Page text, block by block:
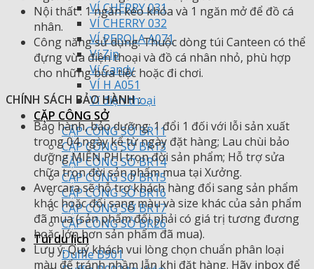
VÍ CHERRY 031
VÍ CHERRY 032
VÍ PEROLA A071
Ví Zip
Ví Candy
VÍ H A051
Ví điện thoại
CẶP CÔNG SỞ
CẶP CÔNG SỞ BR11
CẶP CÔNG SỞ BR13
CẶP CÔNG SỞ BR14
CẶP CÔNG SỞ BR15
CẶP CÔNG SỞ BR16
CẶP CÔNG SỞ BR17
CẶP CÔNG SỞ BR26
Túi du lịch
Duffle B901
Nội thất : 1 ngăn kéo khóa và 1 ngăn mở để đồ cá
nhân.
Công năng sử dụng: Thuộc dòng túi Canteen có thể
đựng vừa điện thoại và đồ cá nhân nhỏ, phù hợp
cho những bữa tiệc hoặc đi chơi.
CHÍNH SÁCH BẢO HÀNH :
Bảo hành, bảo dưỡng: 1 đổi 1 đối với lỗi sản xuất
trong 04 ngày kể từ ngày đặt hàng; Lau chùi bảo
dưỡng MIỄN PHÍ trọn đời sản phẩm; Hỗ trợ sửa
chữa trọn đời sản phẩm mua tại Xưởng.
Avercara sẽ hỗ trợ khách hàng đổi sang sản phẩm
khác hoặc đổi sang màu và size khác của sản phẩm
đã mua (sản phẩm đổi phải có giá trị tương đương
hoặc lớn hơn sản phẩm đã mua).
Lưu ý: Quý khách vui lòng chọn chuẩn phân loại
màu để tránh nhầm lẫn khi đặt hàng. Hãy inbox để